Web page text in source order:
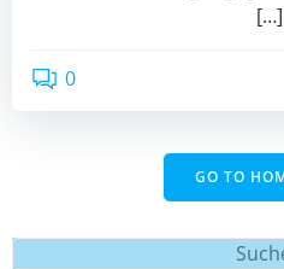
[…]
0
GO TO